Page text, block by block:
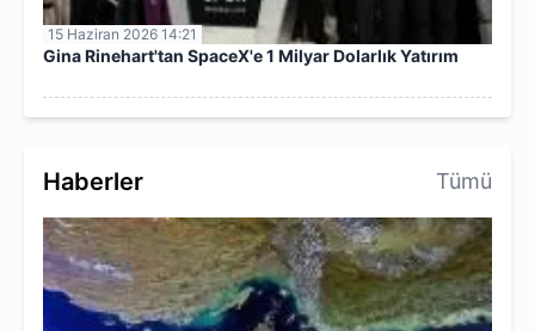
15 Haziran 2026 14:21
Gina Rinehart'tan SpaceX'e 1 Milyar Dolarlık Yatırım
Haberler Tümü